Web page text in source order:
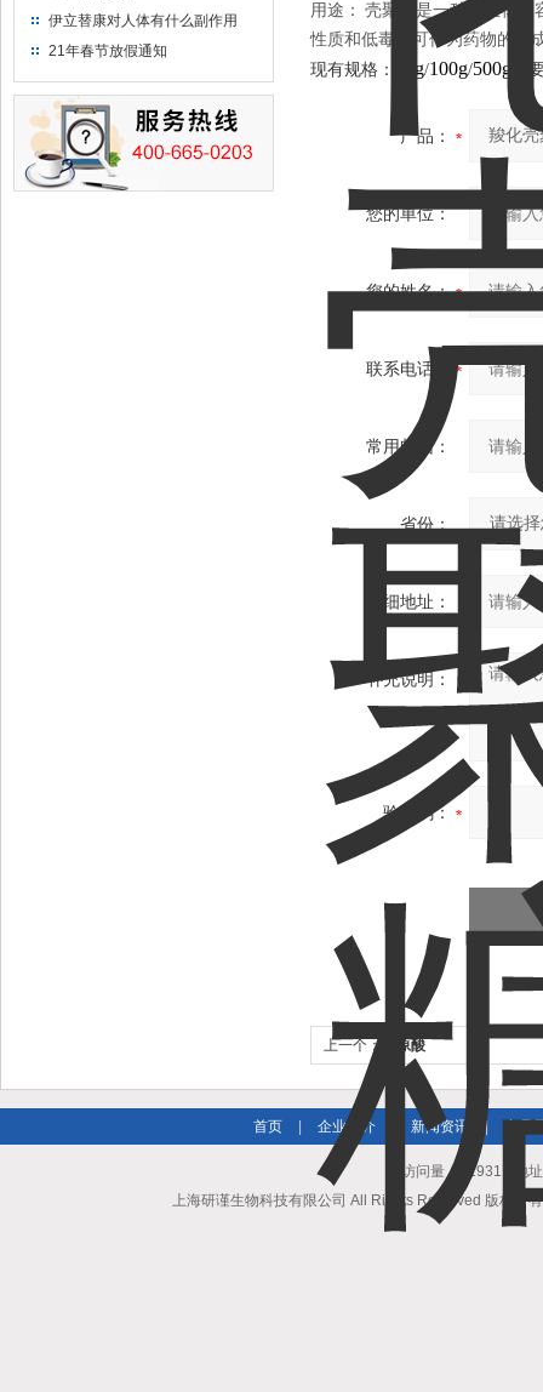
伊立替康对人体有什么副作用
21年春节放假通知
用途： 壳聚糖是一种具生物相
性质和低毒性可作为药物的组
现有规格：
25g/100g/500g 需
产品：
您的单位：
您的姓名：
联系电话：
常用邮箱：
省份：
详细地址：
补充说明：
验证码：
上一个： 绿原酸
首页 企业简介 新闻资讯 |
总访问量：819311 地
上海研谨生物科技有限公司 All Rights Reserved 版权所